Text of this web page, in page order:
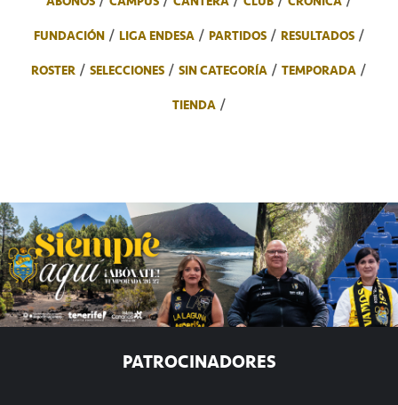
FUNDACIÓN
LIGA ENDESA PARTIDOS
RESULTADOS
ROSTER
SELECCIONES SIN CATEGORÍA
TEMPORADA
TIENDA
PATROCINADORES